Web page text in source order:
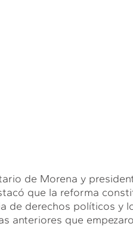
de Morena y
que la reforma
de derechos políticos y
anteriores que